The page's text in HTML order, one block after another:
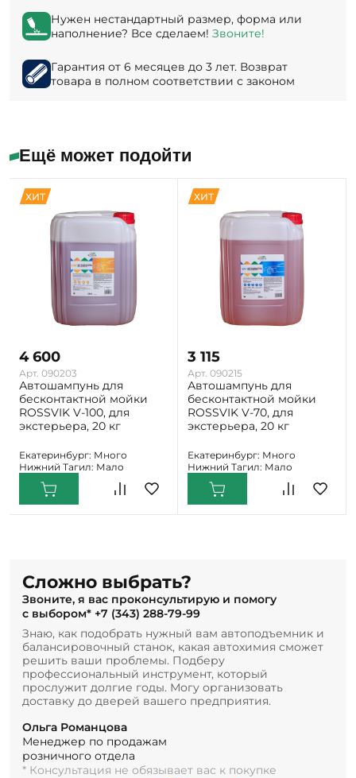
Нужен нестандартный размер, форма или
наполнение? Все сделаем! Звоните!
Гарантия от 6 месяцев до 3 лет. Возврат
товара в полном соответствии с законом
Ещё может подойти
ХИТ
4 600
Арт. 090203
Автошампунь для
бесконтактной мойки
ROSSVIK V-100, для
экстерьера, 20 кг
Екатеринбург: Много
Нижний Тагил: Мало
ХИТ
3 115
Арт. 090215
Автошампунь для
бесконтактной мойки
ROSSVIK V-70, для
экстерьера, 20 кг
Екатеринбург: Много
Нижний Тагил: Мало
Сложно выбрать?
Звоните, я вас проконсультирую и помогу
с выбором* +7 (343) 288-79-99
Знаю, как подобрать нужный вам автоподъемник и
балансировочный станок, какая автохимия сможет
решить ваши проблемы. Подберу
профессиональный инструмент, который
прослужит долгие годы. Могу организовать
доставку до дверей вашего предприятия.
Ольга Романцова
Менеджер по продажам
розничного отдела
* Консультация не обязывает вас к покупке